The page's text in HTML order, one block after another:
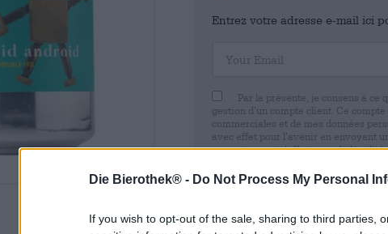
Die Bierothek® - Do Not Process My Personal
If you wish to opt-out of the sale, sharing to third parties,
Entrez votre adresse e-mail ici
Par la présente, je consens à
gestion d’un compte client. Ce
commerciales et de mes données
avec effet pour l’avenir en envoyant
consentement n’affecte pas la